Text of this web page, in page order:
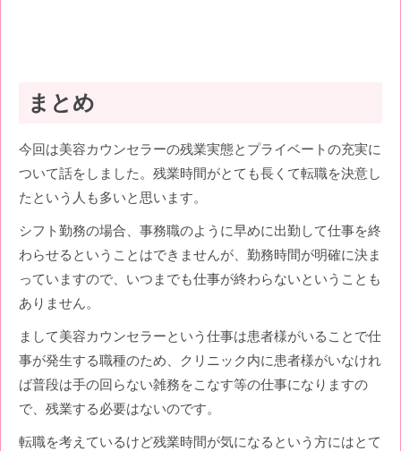
まとめ
今回は美容カウンセラーの残業実態とプライベートの充実に
ついて話をしました。残業時間がとても長くて転職を決意し
たという人も多いと思います。
シフト勤務の場合、事務職のように早めに出勤して仕事を終
わらせるということはできませんが、勤務時間が明確に決ま
っていますので、いつまでも仕事が終わらないということも
ありません。
まして美容カウンセラーという仕事は患者様がいることで仕
事が発生する職種のため、クリニック内に患者様がいなけれ
ば普段は手の回らない雑務をこなす等の仕事になりますの
で、残業する必要はないのです。
転職を考えているけど残業時間が気になるという方にはとて